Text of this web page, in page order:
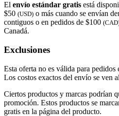
El envío estándar gratis está
$50 (USD) o más cuando se envían
contiguos o en pedidos de $100
Canadá.
Exclusiones
Esta oferta no es válida para
Los costos exactos del envío se ven
Ciertos productos y marcas podrían
promoción. Estos productos se
gratis en la página del producto.